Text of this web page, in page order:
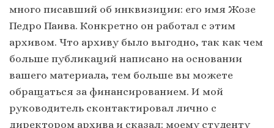
много писавший об инквизиции: его имя Жозе
Педро Паива. Конкретно он работал с этим
архивом. Что архиву было выгодно, так как чем
больше публикаций написано на основании
вашего материала, тем больше вы можете
обращаться за финансированием. И мой
руководитель сконтактировал лично с
директором архива и сказал: моему студенту